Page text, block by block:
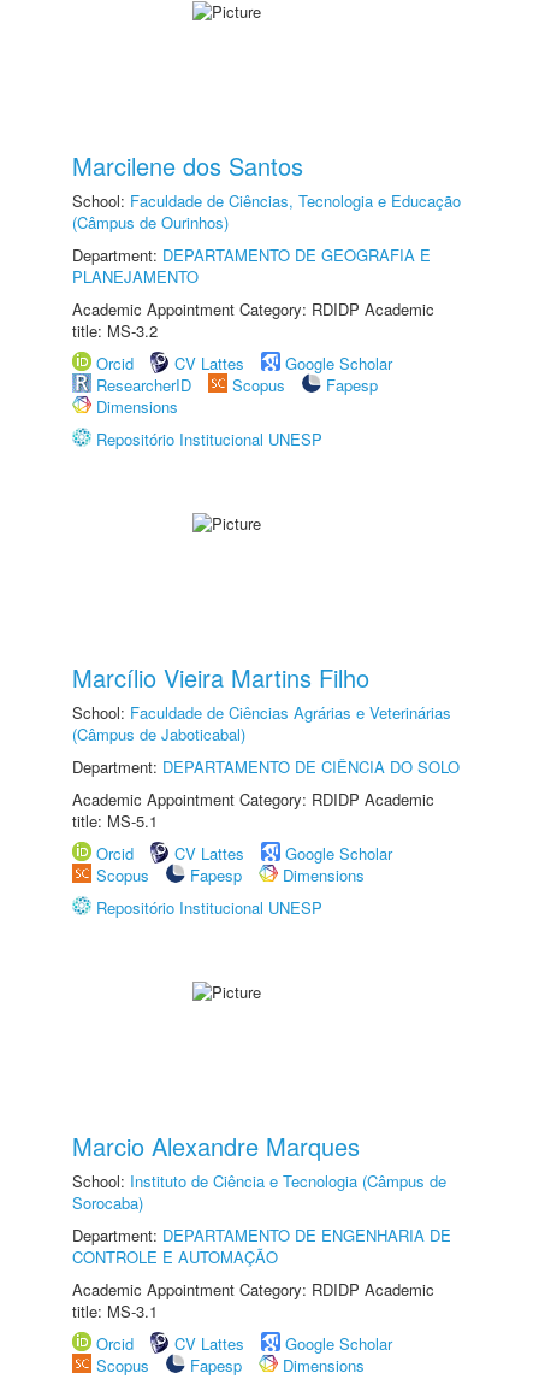
Marcilene dos Santos
School: Faculdade de Ciências, Tecnologia e Educação
(Câmpus de Ourinhos)
Department: DEPARTAMENTO DE GEOGRAFIA E
PLANEJAMENTO
Academic Appointment Category: RDIDP Academic
title: MS-3.2
Orcid
CV Lattes
Google Scholar
ResearcherID
Scopus
Fapesp
Dimensions
Repositório Institucional UNESP
Marcílio Vieira Martins Filho
School: Faculdade de Ciências Agrárias e Veterinárias
(Câmpus de Jaboticabal)
Department: DEPARTAMENTO DE CIÊNCIA DO SOLO
Academic Appointment Category: RDIDP Academic
title: MS-5.1
Orcid
CV Lattes
Google Scholar
Scopus
Fapesp
Dimensions
Repositório Institucional UNESP
Marcio Alexandre Marques
School: Instituto de Ciência e Tecnologia (Câmpus de
Sorocaba)
Department: DEPARTAMENTO DE ENGENHARIA DE
CONTROLE E AUTOMAÇÃO
Academic Appointment Category: RDIDP Academic
title: MS-3.1
Orcid
CV Lattes
Google Scholar
Scopus
Fapesp
Dimensions